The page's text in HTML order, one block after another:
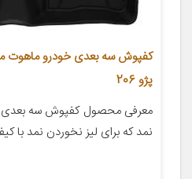
کفپوش سه بعدی خودرو ماهوت
پژو 206
معرفی محصول کفپوش سه
نمد که برای لیز نخوردن نمد با